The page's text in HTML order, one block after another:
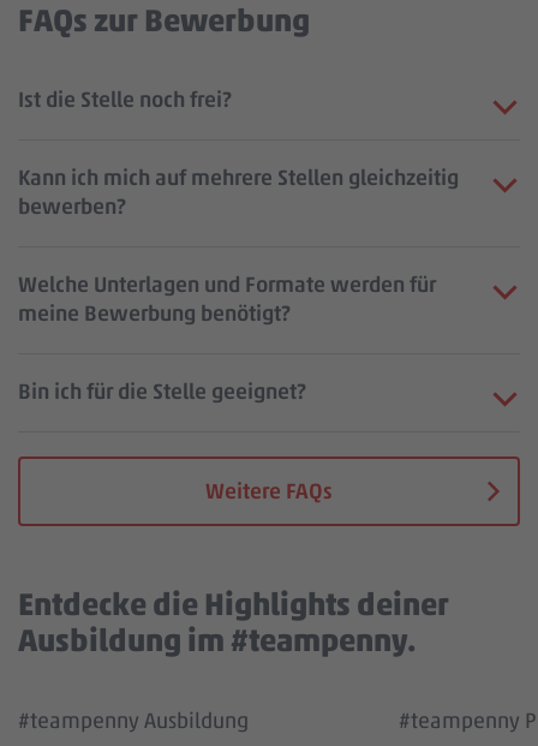
FAQs zur Bewerbung
Ist die Stelle noch frei?
Kann ich mich auf mehrere Stellen gleichzeitig
bewerben?
Welche Unterlagen und Formate werden für
meine Bewerbung benötigt?
Bin ich für die Stelle geeignet?
Weitere FAQs
Entdecke die Highlights deiner
Ausbildung im #teampenny.
Wir benötigen deine Zustimmung, um den
YouTube Video Service zu laden!
#teampenny Ausbildung
Wir
YouTube
#teampenny